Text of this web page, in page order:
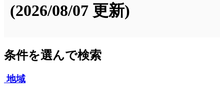
(2026/08/07 更新)
条件を選んで検索
地域